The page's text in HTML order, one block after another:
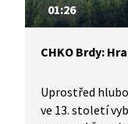
01:26
CHKO Brdy:
Uprostřed
ve 13. století